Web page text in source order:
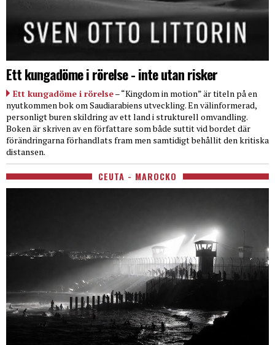
Ett kungadöme i rörelse - inte utan risker
Ett kungadöme i rörelse– “Kingdom in motion” är titeln på en
nyutkommen bok om Saudiarabiens utveckling. En välinformerad,
personligt buren skildring av ett land i strukturell omvandling.
Boken är skriven av en författare som både suttit vid bordet där
förändringarna förhandlats fram men samtidigt behållit den kritiska
distansen.
CEUTA - MAROCKO